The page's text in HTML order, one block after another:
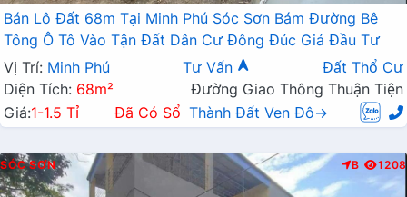
Bán Lô Đất 68m Tại Minh Phú Sóc Sơn Bám Đường Bê
Tông Ô Tô Vào Tận Đất Dân Cư Đông Đúc Giá Đầu Tư
Vị Trí: Minh Phú Tư Vấn
Đất Thổ Cư
Diện Tích: 68m²
Đường Giao Thông Thuận Tiện
Giá:1-1.5 Tỉ Đã Có Sổ Thành Đất Ven Đô→
SÓC SƠN B 1208